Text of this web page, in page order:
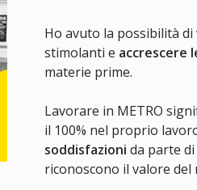
Ho avuto la possibilità
stimolanti e accrescere
materie prime.
Lavorare in METRO
il 100% nel proprio
soddisfazioni da parte
riconoscono il valore